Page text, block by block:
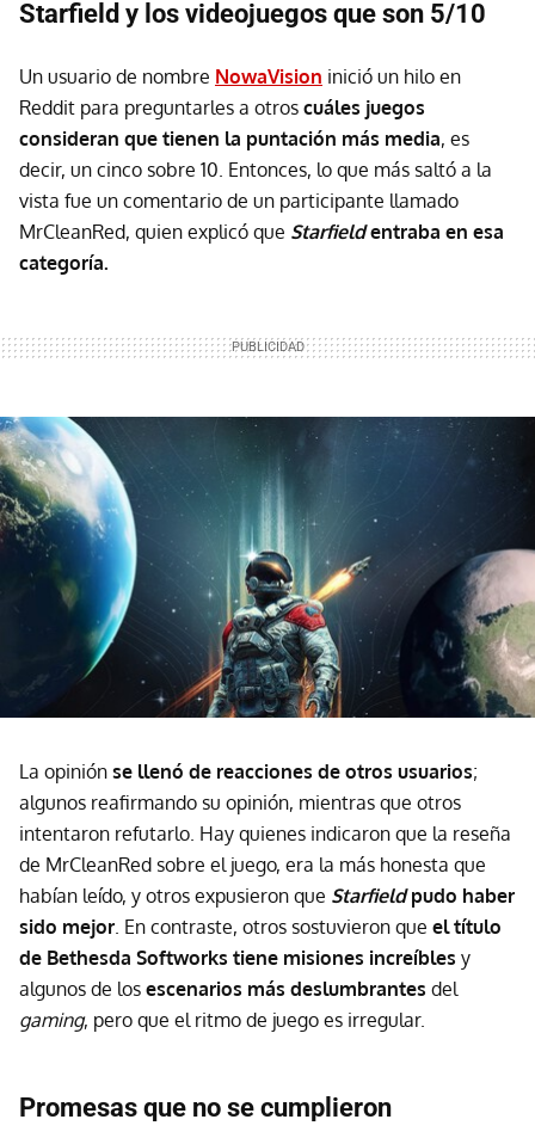
Starfield y los videojuegos que son 5/10
Un usuario de nombre NowaVision inició un hilo en
Reddit para preguntarles a otros cuáles juegos
consideran que tienen la puntación más media, es
decir, un cinco sobre 10. Entonces, lo que más saltó a la
vista fue un comentario de un participante llamado
MrCleanRed, quien explicó que Starfieldentraba en esa
categoría.
La opinión se llenó de reacciones de otros usuarios;
algunos reafirmando su opinión, mientras que otros
intentaron refutarlo. Hay quienes indicaron que la reseña
de MrCleanRed sobre el juego, era la más honesta que
habían leído, y otros expusieron que Starfieldpudo haber
sido mejor. En contraste, otros sostuvieron que el título
de Bethesda Softworks tiene misiones increíbles y
algunos de los escenarios más deslumbrantes del
gaming, pero que el ritmo de juego es irregular.
Promesas que no se cumplieron